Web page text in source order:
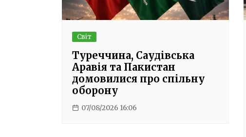
Світ
Туреччина, Саудівська
Аравія та Пакистан
домовилися про спільну
оборону
07/08/2026 16:06